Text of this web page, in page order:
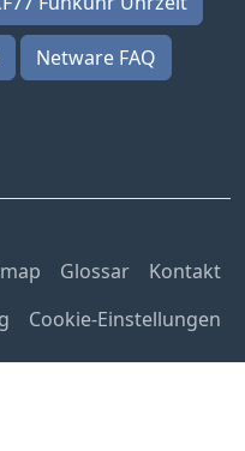
Netware FAQ
Glossar
Kontakt
Cookie-Einstellungen